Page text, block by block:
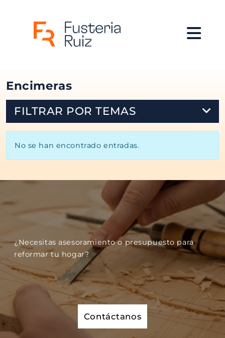
Encimeras
FILTRAR POR TEMAS
Cocinas Encimeras Parquet
No se han encontrado entradas.
¿Necesitas asesoramiento o presupuesto para
reformar tu hogar?
Contáctanos